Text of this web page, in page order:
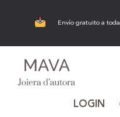
Envío gratuito a
LOGIN